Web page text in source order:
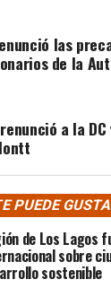
las
de la
a la
PUEDE
de Los Lagos
sobre
sostenible